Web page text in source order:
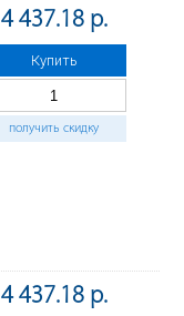
4 437.18 р.
Купить
получить скидку
4 437.18 р.